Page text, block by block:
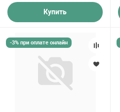
Купить
-3% при оплате онлайн